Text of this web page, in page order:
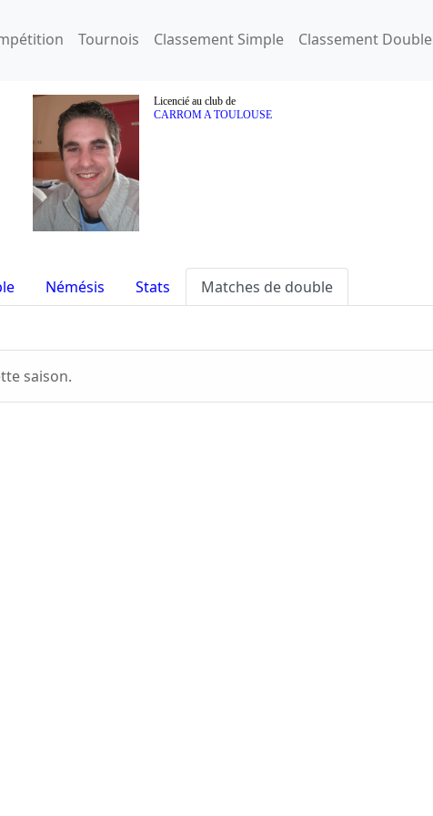
Tournois Classement Simple Classement Double
Licencié au club de
CARROM A TOULOUSE
Némésis Stats Matches de double
saison.